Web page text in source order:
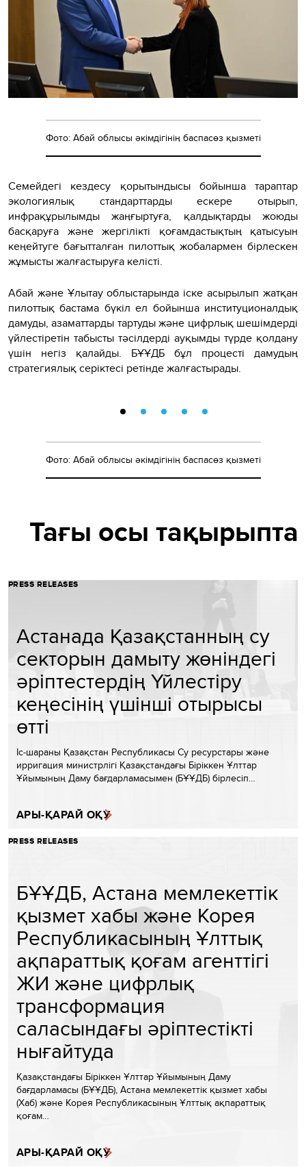
Фото: Абай облысы әкімдігінің баспасөз қызметі
Семейдегі кездесу қорытындысы бойынша тараптар
экологиялық стандарттарды ескере отырып,
инфрақұрылымды жаңғыртуға, қалдықтарды жоюды
басқаруға және жергілікті қоғамдастықтың қатысуын
кеңейтуге бағытталған пилоттық жобалармен бірлескен
жұмысты жалғастыруға келісті.
Абай және Ұлытау облыстарында іске асырылып жатқан
пилоттық бастама бүкіл ел бойынша институционалдық
дамуды, азаматтарды тартуды және цифрлық шешімдерді
үйлестіретін табысты тәсілдерді ауқымды түрде қолдану
үшін негіз қалайды. БҰҰДБ бұл процесті дамудың
стратегиялық серіктесі ретінде жалғастырады.
Фото: Абай облысы әкімдігінің баспасөз қызметі
Тағы осы тақырыпта
PRESS RELEASES
Астанада Қазақстанның су
секторын дамыту жөніндегі
әріптестердің Үйлестіру
кеңесінің үшінші отырысы
өтті
Іс-шараны Қазақстан Республикасы Су ресурстары және
ирригация министрлігі Қазақстандағы Біріккен Ұлттар
Ұйымының Даму бағдарламасымен (БҰҰДБ) бірлесіп…
АРЫ-ҚАРАЙ ОҚУ
PRESS RELEASES
БҰҰДБ, Астана мемлекеттік
қызмет хабы және Корея
Республикасының Ұлттық
ақпараттық қоғам агенттігі
ЖИ және цифрлық
трансформация
саласындағы әріптестікті
нығайтуда
Қазақстандағы Біріккен Ұлттар Ұйымының Даму
бағдарламасы (БҰҰДБ), Астана мемлекеттік қызмет хабы
(Хаб) және Корея Республикасының Ұлттық ақпараттық
қоғам…
АРЫ-ҚАРАЙ ОҚУ